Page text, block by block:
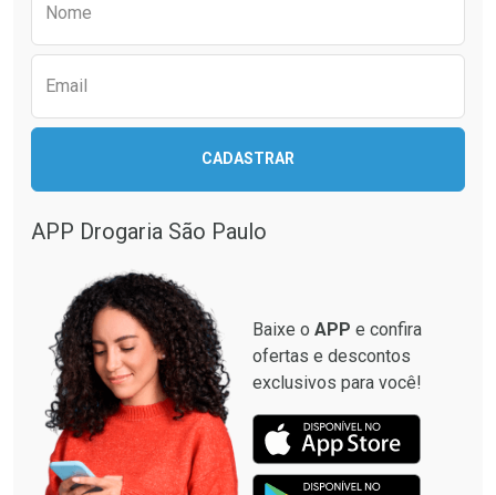
Nome
Email
CADASTRAR
APP Drogaria São Paulo
Baixe o APP e confira
ofertas e descontos
exclusivos para você!